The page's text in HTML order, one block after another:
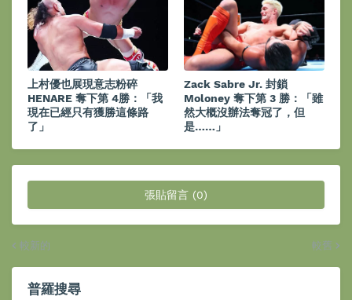
上村優也展現意志粉碎
HENARE 奪下第 4勝：「我
現在已經只有獲勝這條路
了」
Zack Sabre Jr. 封鎖
Moloney 奪下第 3 勝：「雖
然大概沒辦法奪冠了，但
是……」
張貼留言 (0)
較新的 較舊
普羅搜尋